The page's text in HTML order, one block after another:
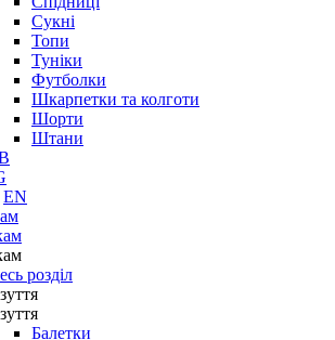
Сукні
Топи
Туніки
Футболки
Шкарпетки та колготи
Шорти
Штани
EN
розділ
Балетки